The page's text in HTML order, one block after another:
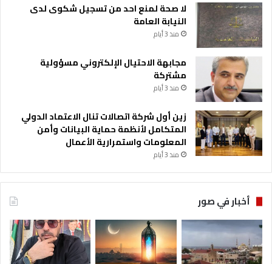
لا صحة لمنع احد من تسجيل شكوى لدى
النيابة العامة
منذ 3 أيام
مجابهة الاحتيال الإلكتروني مسؤولية
مشتركة
منذ 3 أيام
زين أول شركة اتصالات تنال الاعتماد الدولي
المتكامل لأنظمة حماية البيانات وأمن
المعلومات واستمرارية الأعمال
منذ 3 أيام
أخبار في صور